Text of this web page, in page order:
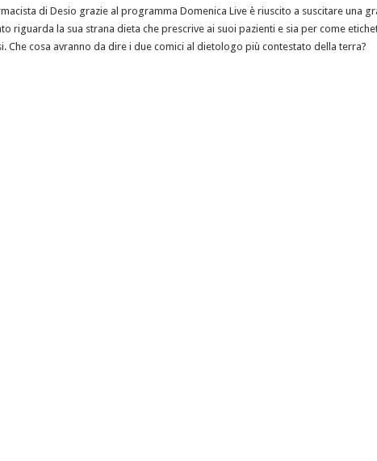
di Desio grazie al programma Domenica Live è riuscito a suscitare una
riguarda la sua strana dieta che prescrive ai suoi pazienti e sia per come
Che cosa avranno da dire i due comici al dietologo più contestato della terra?